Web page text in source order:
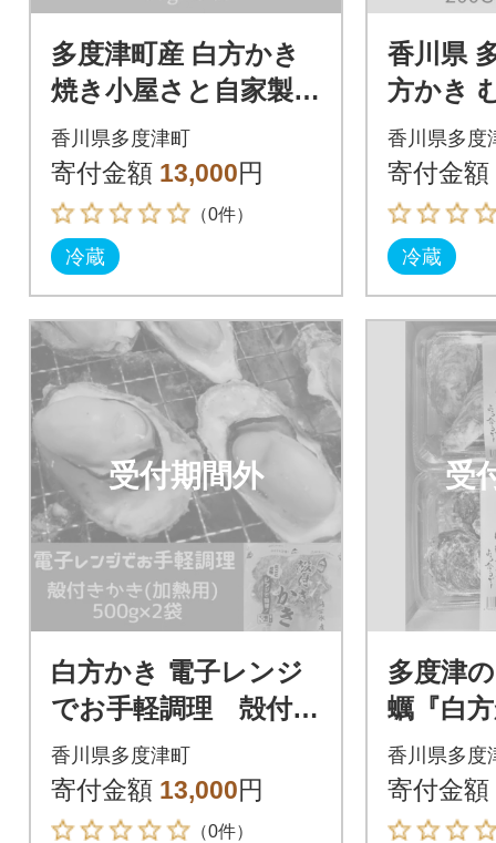
多度津町産 白方かき
焼き小屋さと自家製
かきの佃煮・かきの
オイル漬け詰め合わ
せ【L-29】
香川県多度津町
寄付金額 13,000円
（0件）
冷蔵
香川県
方かき
200g×3
香川県多度
寄付金額
冷蔵
受付期間外
白方かき 電子レンジ
でお手軽調理 殻付き
かき(加熱用) 500g×2
袋【L-31】
香川県多度津町
寄付金額 13,000円
（0件）
受
多度津
蠣『白
理レン
付き6個
【L-36】
香川県多度
寄付金額